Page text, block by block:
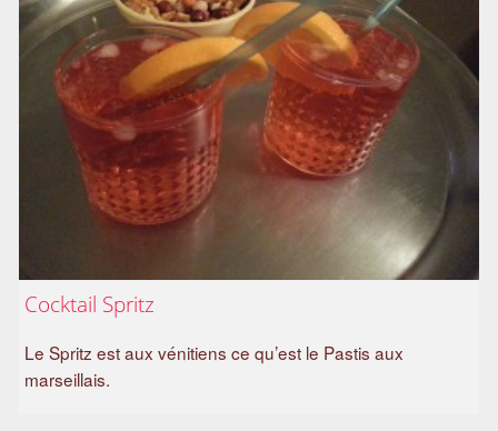
Cocktail Spritz
Le Spritz est aux vénitiens ce qu’est le Pastis aux
marseillais.